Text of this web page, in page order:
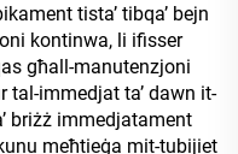
tista’ tibqa’ bejn
kontinwa, li ifisser
għall-manutenzjoni
tal-immedjat ta’ dawn it-
briżż immedjatament
meħtieġa mit-tubijiet